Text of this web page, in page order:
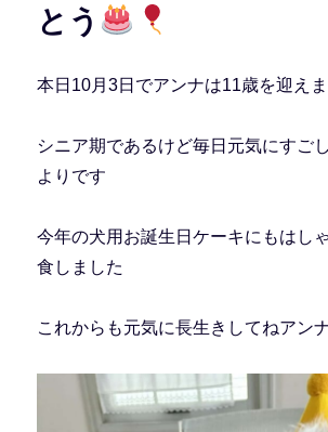
とう
本日10月3日でアンナは11歳を迎え
シニア期であるけど毎日元気にすご
よりです
今年の犬用お誕生日ケーキにもはし
食しました
これからも元気に長生きしてねアン